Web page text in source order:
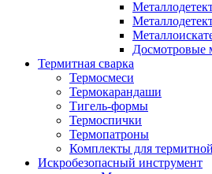
Досмотровые
Термитная сварка
Термосмеси
Термокарандаши
Тигель-формы
Термоспички
Термопатроны
Комплекты для
Искробезопасный инструмент